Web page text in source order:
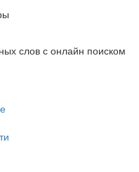
слов с онлайн поиском